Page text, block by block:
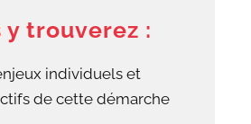
y trouverez :
individuels et
de cette démarche